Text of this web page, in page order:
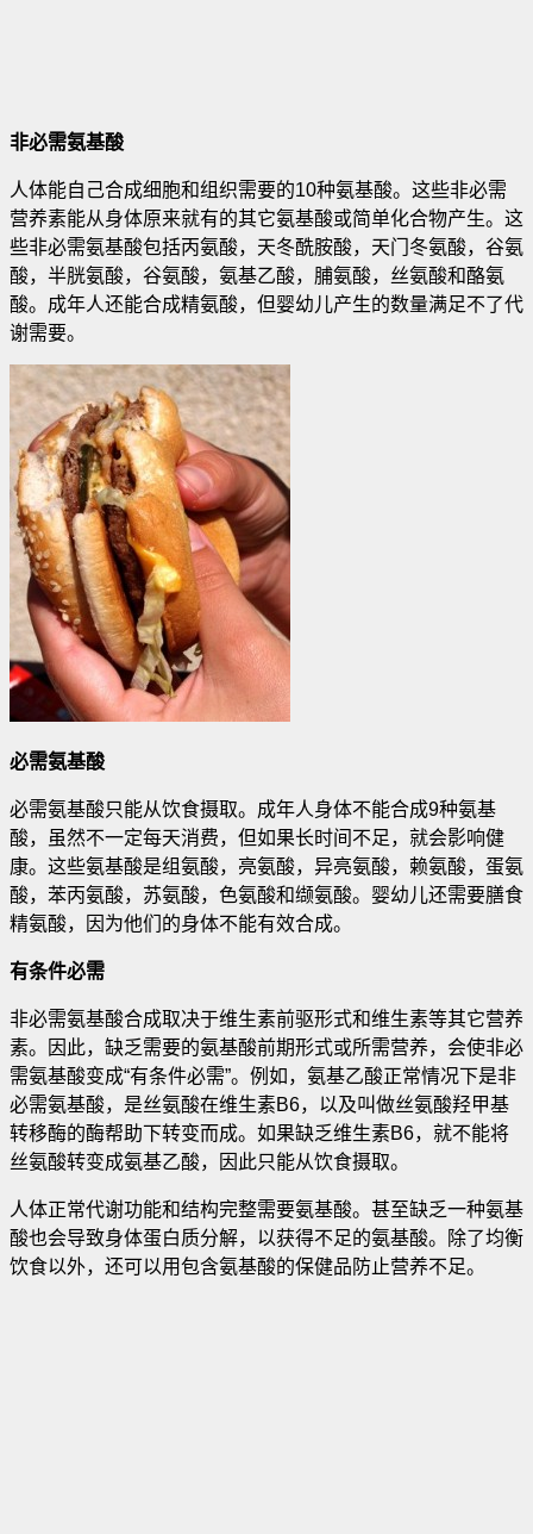
非必需氨基酸
人体能自己合成细胞和组织需要的10种氨基酸。这些非必需
营养素能从身体原来就有的其它氨基酸或简单化合物产生。这
些非必需氨基酸包括丙氨酸，天冬酰胺酸，天门冬氨酸，谷氨
酸，半胱氨酸，谷氨酸，氨基乙酸，脯氨酸，丝氨酸和酪氨
酸。成年人还能合成精氨酸，但婴幼儿产生的数量满足不了代
谢需要。
必需氨基酸
必需氨基酸只能从饮食摄取。成年人身体不能合成9种氨基
酸，虽然不一定每天消费，但如果长时间不足，就会影响健
康。这些氨基酸是组氨酸，亮氨酸，异亮氨酸，赖氨酸，蛋氨
酸，苯丙氨酸，苏氨酸，色氨酸和缬氨酸。婴幼儿还需要膳食
精氨酸，因为他们的身体不能有效合成。
有条件必需
非必需氨基酸合成取决于维生素前驱形式和维生素等其它营养
素。因此，缺乏需要的氨基酸前期形式或所需营养，会使非必
需氨基酸变成“有条件必需”。例如，氨基乙酸正常情况下是非
必需氨基酸，是丝氨酸在维生素B6，以及叫做丝氨酸羟甲基
转移酶的酶帮助下转变而成。如果缺乏维生素B6，就不能将
丝氨酸转变成氨基乙酸，因此只能从饮食摄取。
人体正常代谢功能和结构完整需要氨基酸。甚至缺乏一种氨基
酸也会导致身体蛋白质分解，以获得不足的氨基酸。除了均衡
饮食以外，还可以用包含氨基酸的保健品防止营养不足。